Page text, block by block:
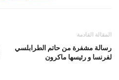
المقالة القادمة
رسالة مشفرة من حاتم الطرابلسي
لفرنسا و رئيسها ماكرون